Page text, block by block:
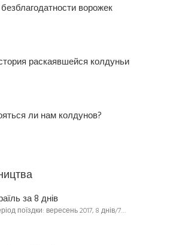
ворожек
раскаявшейся колдуньи
ли нам колдунов?
за 8 днів
поїздки: вересень 2017, 8 днів/7…